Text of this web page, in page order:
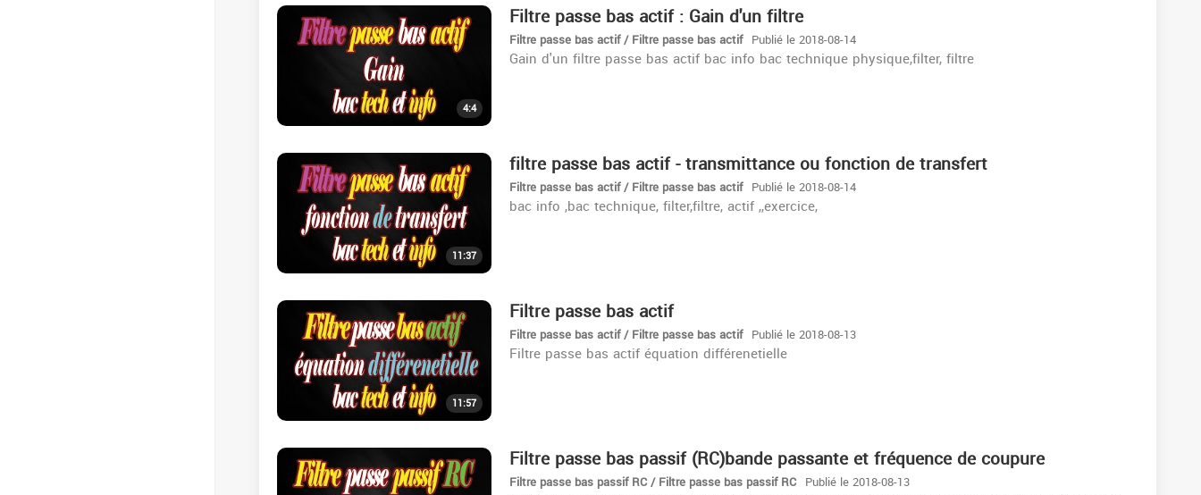
4:4
Filtre passe bas actif : Gain d'un filtre
Filtre passe bas actif / Filtre passe bas actif Publié le 2018-08-14
Gain d'un filtre passe bas actif bac info bac technique physique,filter, filtre
11:37
filtre passe bas actif - transmittance ou fonction de transfert️️
Filtre passe bas actif / Filtre passe bas actif Publié le 2018-08-14
bac info ,bac technique, filter,filtre, actif ,,exercice,
11:57
Filtre passe bas actif
Filtre passe bas actif / Filtre passe bas actif Publié le 2018-08-13
Filtre passe bas actif équation différenetielle
Filtre passe bas passif (RC)bande passante et fréquence de coupure
Filtre passe bas passif RC / Filtre passe bas passif RC Publié le 2018-08-13